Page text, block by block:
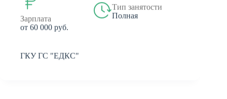
Зарплата
от 60 000 руб.
Тип занятости
Полная
ГКУ ГС "ЕДКС"